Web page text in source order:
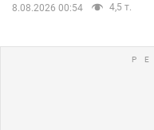
8.08.2026 00:54 4,5 т.